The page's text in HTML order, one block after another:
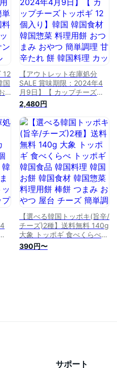
12
国
【アウトレット在庫処分
SALE 賞味期限：2024年4
月9日】【 カップチーズト
ッポギ 12個入り】韓国 韓国
食材 韓国惣菜 料理用餅 お
つまみ おやつ 簡単調理 甘
辛たれ 餅 韓国料理 カップ
トッポギ トッポギ 餅 韓国
料理 デサンジャパン
2,480円
【選べる韓国トッポキ(旨辛/
チーズ)2種】送料無料 140g
大象 トッポギ 食べくらべ
トッポギ 韓国食品 韓国料理
韓国お餅 韓国食材 韓国惣菜
390円〜
サポート